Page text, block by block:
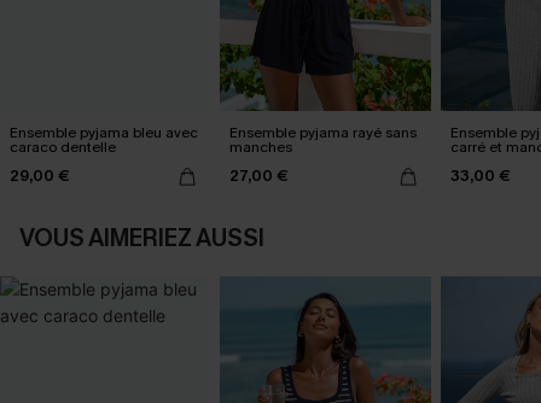
Ensemble pyjama bleu avec
caraco dentelle
29,00 €
Ensemble pyjama rayé sans
manches
27,00 €
Ensemble
carré et
33,00 €
VOUS AIMERIEZ AUSSI